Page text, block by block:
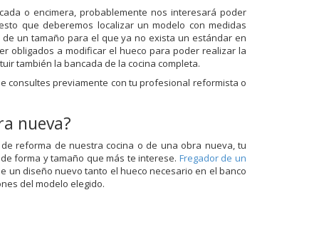
o encimera, probablemente nos interesará poder
que deberemos localizar un modelo con medidas
un tamaño para el que ya no exista un estándar en
obligados a modificar el hueco para poder realizar la
también la bancada de la cocina completa.
consultes previamente con tu profesional reformista o
nueva?
reforma de nuestra cocina o de una obra nueva, tu
forma y tamaño que más te interese. Fregador de un
un diseño nuevo tanto el hueco necesario en el banco
del modelo elegido.